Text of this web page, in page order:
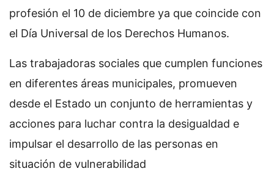
profesión el 10 de diciembre ya que coincide con
el Día Universal de los Derechos Humanos.
Las trabajadoras sociales que cumplen funciones
en diferentes áreas municipales, promueven
desde el Estado un conjunto de herramientas y
acciones para luchar contra la desigualdad e
impulsar el desarrollo de las personas en
situación de vulnerabilidad